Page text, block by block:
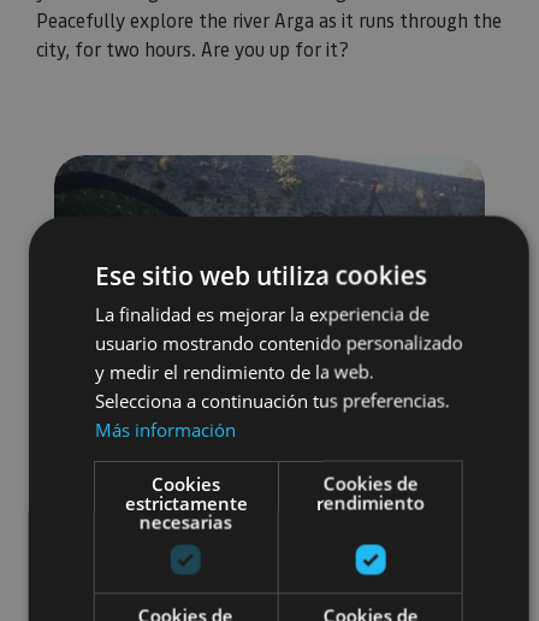
Peacefully explore the river Arga as it runs through the
city, for two hours. Are you up for it?
Ese sitio web utiliza cookies
La finalidad es mejorar la experiencia de
usuario mostrando contenido personalizado
y medir el rendimiento de la web.
Selecciona a continuación tus preferencias.
Más información
Cookies
estrictamente
necesarias
Cookies de
rendimiento
Cookies de
Cookies de